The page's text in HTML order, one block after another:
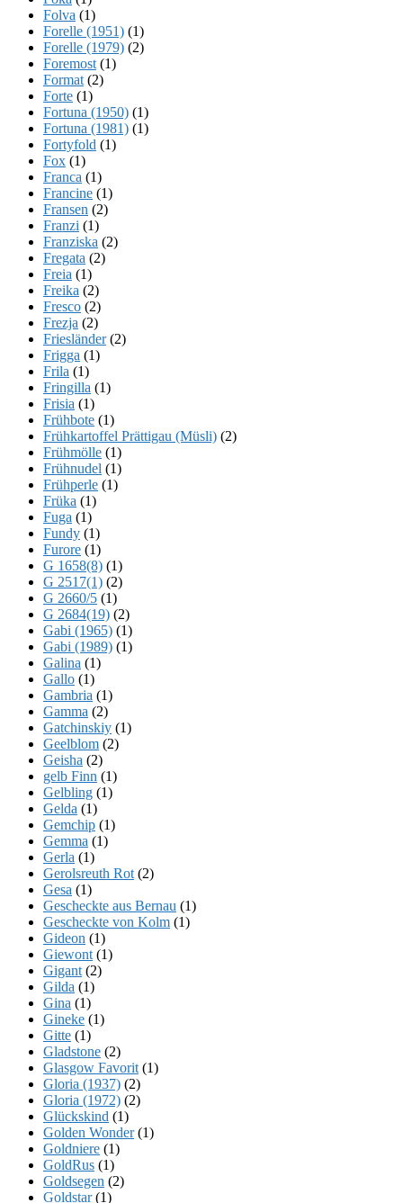
Folva (1)
Forelle (1951) (1)
Forelle (1979) (2)
Foremost (1)
Format (2)
Forte (1)
Fortuna (1950) (1)
Fortuna (1981) (1)
Fortyfold (1)
Fox (1)
Franca (1)
Francine (1)
Fransen (2)
Franzi (1)
Franziska (2)
Fregata (2)
Freia (1)
Freika (2)
Fresco (2)
Frezja (2)
Friesländer(2)
Frigga (1)
Frila (1)
Fringilla (1)
Frisia (1)
Frühbote (1)
Frühkartoffel Prättigau (Müsli) (2)
Frühmölle (1)
Frühnudel (1)
Frühperle (1)
Früka (1)
Fuga (1)
Fundy (1)
Furore (1)
G 1658(8) (1)
G 2517(1) (2)
G 2660/5 (1)
G 2684(19) (2)
Gabi (1965) (1)
Gabi (1989) (1)
Galina (1)
Gallo (1)
Gambria (1)
Gamma (2)
Gatchinskiy (1)
Geelblom (2)
Geisha (2)
gelb Finn (1)
Gelbling (1)
Gelda (1)
Gemchip (1)
Gemma (1)
Gerla (1)
Gerolsreuth Rot (2)
Gesa (1)
Gescheckte aus Bernau (1)
Gescheckte von Kolm (1)
Gideon (1)
Giewont (1)
Gigant (2)
Gilda (1)
Gina (1)
Gineke (1)
Gitte (1)
Gladstone (2)
Glasgow Favorit (1)
Gloria (1937) (2)
Gloria (1972) (2)
Glückskind (1)
Golden Wonder(1)
Goldniere (1)
GoldRus (1)
Goldsegen (2)
Goldstar(1)